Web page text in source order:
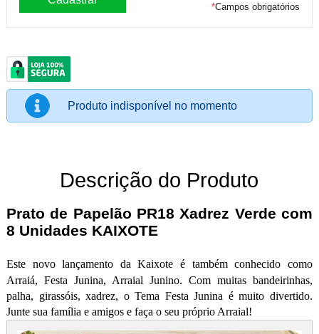
*Campos obrigatórios
Produto indisponível no momento
Descrição do Produto
Prato de Papelão PR18 Xadrez Verde com
8 Unidades KAIXOTE
Este novo lançamento da Kaixote é também conhecido como
Arraiá, Festa Junina, Arraial Junino. Com muitas bandeirinhas,
palha, girassóis, xadrez, o Tema Festa Junina é muito divertido.
Junte sua família e amigos e faça o seu próprio Arraial!